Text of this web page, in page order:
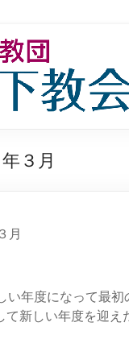
３月
月
い年度になって最
新しい年度を迎え